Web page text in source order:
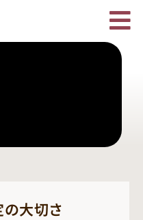
大切さ